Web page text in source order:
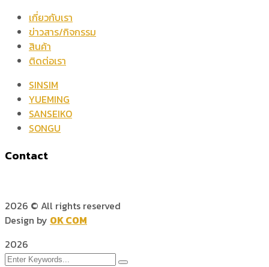
เกี่ยวกับเรา
ข่าวสาร/กิจกรรม
สินค้า
ติดต่อเรา
SINSIM
YUEMING
SANSEIKO
SONGU
Contact
2026 © All rights reserved
Design by OK COM
2026